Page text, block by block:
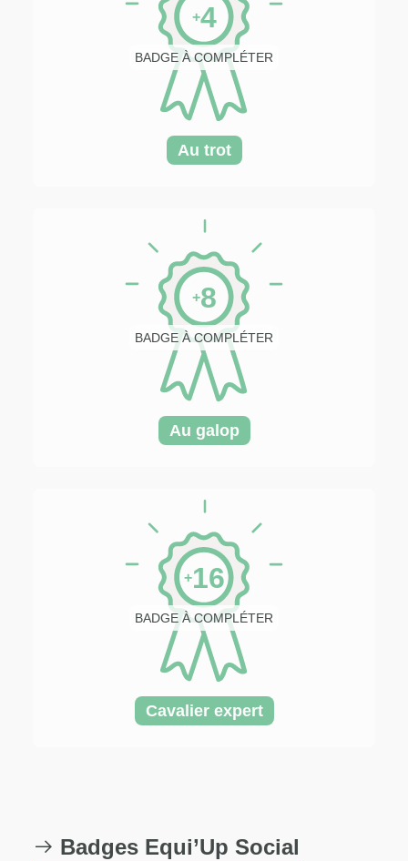
BADGE À COMPLÉTER
+4
Au trot
BADGE À COMPLÉTER
+8
Au galop
BADGE À COMPLÉTER
+16
Cavalier expert
Badges Equi’Up Social